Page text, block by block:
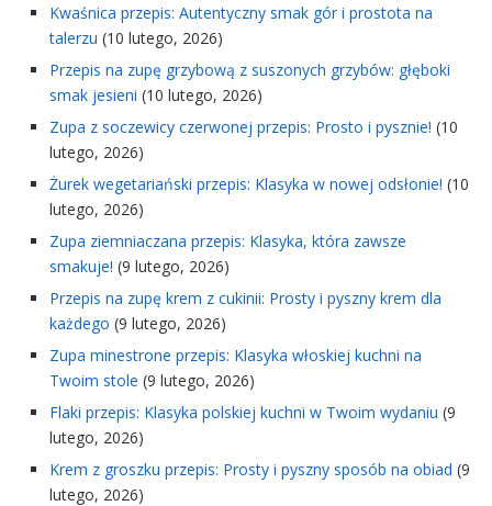
Kwaśnica przepis: Autentyczny smak gór i prostota na
talerzu (10 lutego, 2026)
Przepis na zupę grzybową z suszonych grzybów: głęboki
smak jesieni (10 lutego, 2026)
Zupa z soczewicy czerwonej przepis: Prosto i pysznie! (10
lutego, 2026)
Żurek wegetariański przepis: Klasyka w nowej odsłonie! (10
lutego, 2026)
Zupa ziemniaczana przepis: Klasyka, która zawsze
smakuje! (9 lutego, 2026)
Przepis na zupę krem z cukinii: Prosty i pyszny krem dla
każdego (9 lutego, 2026)
Zupa minestrone przepis: Klasyka włoskiej kuchni na
Twoim stole (9 lutego, 2026)
Flaki przepis: Klasyka polskiej kuchni w Twoim wydaniu (9
lutego, 2026)
Krem z groszku przepis: Prosty i pyszny sposób na obiad (9
lutego, 2026)